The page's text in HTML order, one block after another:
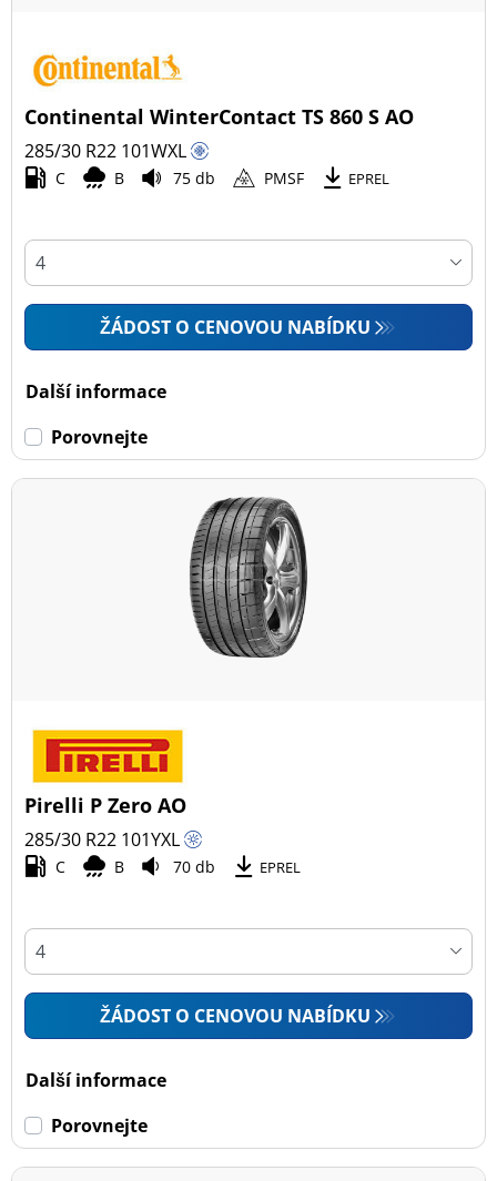
Continental WinterContact TS 860 S AO
285/30 R22 101WXL
C B 75 db PMSF EPREL
ŽÁDOST O CENOVOU NABÍDKU
Další informace
Porovnejte
Pirelli P Zero AO
285/30 R22 101YXL
C B 70 db EPREL
ŽÁDOST O CENOVOU NABÍDKU
Další informace
Porovnejte